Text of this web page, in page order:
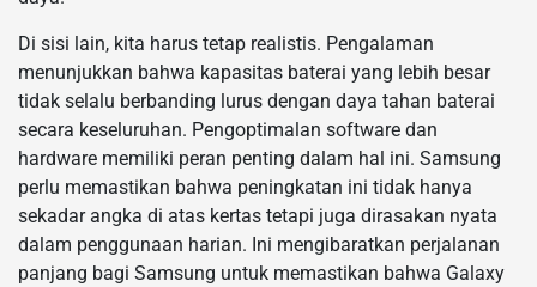
Di sisi lain, kita harus tetap realistis. Pengalaman
menunjukkan bahwa kapasitas baterai yang lebih besar
tidak selalu berbanding lurus dengan daya tahan baterai
secara keseluruhan. Pengoptimalan software dan
hardware memiliki peran penting dalam hal ini. Samsung
perlu memastikan bahwa peningkatan ini tidak hanya
sekadar angka di atas kertas tetapi juga dirasakan nyata
dalam penggunaan harian. Ini mengibaratkan perjalanan
panjang bagi Samsung untuk memastikan bahwa Galaxy